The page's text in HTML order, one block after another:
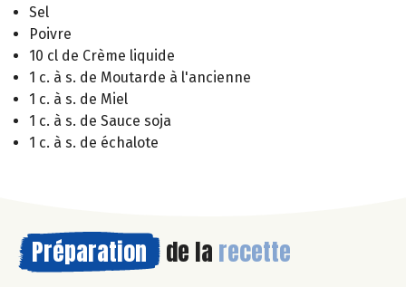
Sel
Poivre
10 cl de Crème liquide
1 c. à s. de Moutarde à l'ancienne
1 c. à s. de Miel
1 c. à s. de Sauce soja
1 c. à s. de échalote
Préparation de la recette